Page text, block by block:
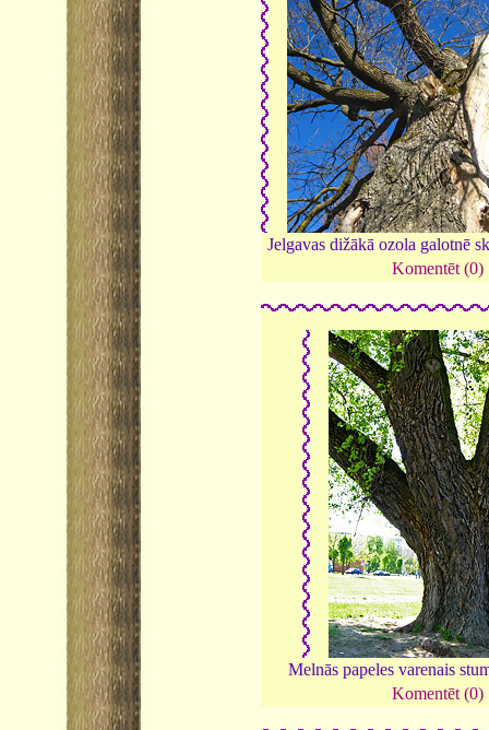
Jelgavas dižākā ozola galotnē
Komentēt (0)
Melnās papeles varenais
Komentēt (0)